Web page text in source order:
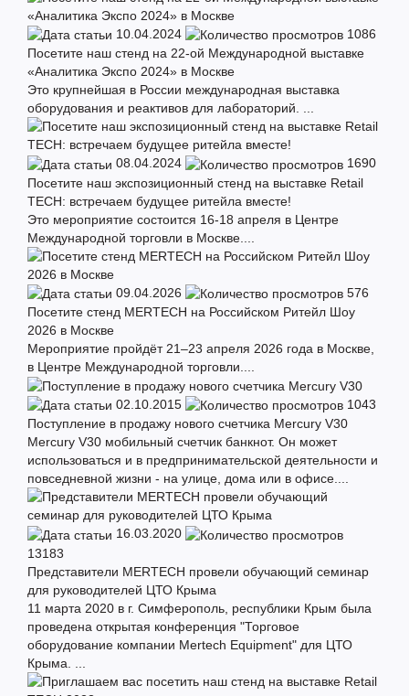
10.04.2024
1086
Посетите наш стенд на 22-ой Международной выставке
«Аналитика Экспо 2024» в Москве
Это крупнейшая в России международная выставка
оборудования и реактивов для лабораторий. ...
08.04.2024
1690
Посетите наш экспозиционный стенд на выставке Retail
TECH: встречаем будущее ритейла вместе!
Это мероприятие состоится 16-18 апреля в Центре
Международной торговли в Москве....
09.04.2026
576
Посетите стенд MERTECH на Российском Ритейл Шоу
2026 в Москве
Мероприятие пройдёт 21–23 апреля 2026 года в Москве,
в Центре Международной торговли....
02.10.2015
1043
Поступление в продажу нового счетчика Mercury V30
Mercury V30 мобильный счетчик банкнот. Он может
использоваться и в предпринимательской деятельности и
повседневной жизни - на улице, дома или в офисе....
16.03.2020
13183
Представители MERTECH провели обучающий семинар
для руководителей ЦТО Крыма
11 марта 2020 в г. Симферополь, республики Крым была
проведена открытая конференция "Торговое
оборудование компании Mertech Equipment" для ЦТО
Крыма. ...